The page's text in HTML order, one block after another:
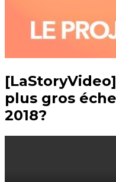
plus gros
2018?